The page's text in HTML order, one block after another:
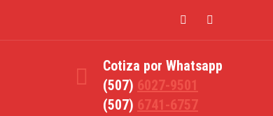
Cotiza por Whatsapp
(507) 6027-9501
(507) 6741-6757